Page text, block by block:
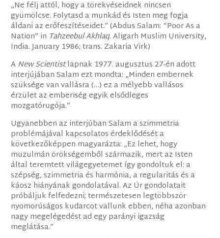
„Ne félj attól, hogy a törekvéseidnek nincsen
gyümölcse. Folytasd a munkád és Isten meg fogja
áldani az erőfeszítéseidet.” (Abdus Salam: “Poor As a
Nation” in Tahzeebul Akhlaq. Aligarh Muslim University,
India. January 1986; trans. Zakaria Virk)
ANew Scientistlapnak 1977. augusztus 27-én adott
interjújában Salam ezt mondta: „Minden embernek
szüksége van vallásra (…) ez a mélyebb vallásos
érzület az emberiség egyik elsődleges
mozgatórugója.”
Ugyanebben az interjúban Salam a szimmetria
problémájával kapcsolatos érdeklődését a
következőképpen magyarázta: „Ez lehet, hogy
muzulmán örökségemből származik, mert az Isten
által teremtett világegyetemet így gondoltuk el: a
szépség, szimmetria és harmónia, a regularitás és a
káosz hiányának gondolatával. Az Úr gondolatait
próbáljuk felfedezni; természetesen legtöbbször
nyomorúságos kudarcot vallunk ebben, néha azonban
nagy megelégedést ad egy parányi igazság
meglátása.”